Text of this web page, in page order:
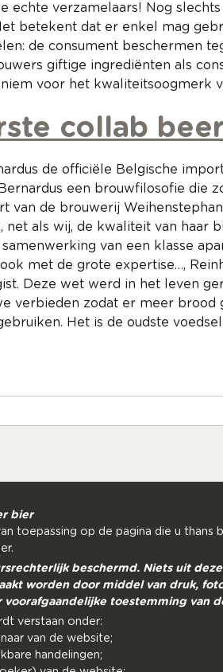
echte verzamelaars! Nog
betekent dat er enkel mag
de consument beschermen
giftige ingrediënten als
voor het kwaliteitsoogmerk
collab beer
de officiële Belgische
een brouwfilosofie die
van de brouwerij
als wij, de kwaliteit van
van een klasse
met de grote expertise…,
Deze wet werd in het leven
verbieden zodat er meer
Het is de oudste
bier
toepassing op de pagina die u
beschermd. Niets uit
worden door middel van druk,
voorafgaandelijke toestemming van
verstaan onder:
van de website;
handelingen;